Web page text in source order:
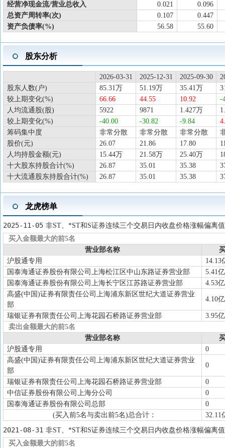
经营净现金流/营业总收入
0.021
0.096
总资产周转率(次)
0.107
0.447
资产负债率(%)
56.58 55.60
股东分析
2026-03-31 2025-12-31 2025-09-30
股东人数(户)
85.31万 51.19万 35.41万
较上期变化(%)
66.66 44.55 10.92
-
人均流通股(股)
5922 9871 1.427万
较上期变化(%)
-40.00 -30.82 -9.84
筹码集中度
非常分散 非常分散 非常分散
股价(元)
26.07 21.86 17.80
人均持股金额(元)
15.44万 21.58万 25.40万
十大股东持股合计(%)
26.87 35.01 35.38
十大流通股东持股合计(%)
26.87 35.01 35.38
龙虎榜单
2025-11-05 非ST、*ST和S证券连续三个交易日内收盘价格涨幅偏离
买入金额最大的前5名
营业部名称
沪股通专用
14.13
国泰海通证券股份有限公司上海松江区中山东路证券营业部
5.41亿
国泰海通证券股份有限公司上海长宁区江苏路证券营业部
4.53亿
高盛(中国)证券有限责任公司上海浦东新区世纪大道证券营业
部
4.10亿
瑞银证券有限责任公司上海花园石桥路证券营业部
3.95亿
卖出金额最大的前5名
营业部名称
沪股通专用
0
高盛(中国)证券有限责任公司上海浦东新区世纪大道证券营业
部
0
瑞银证券有限责任公司上海花园石桥路证券营业部
0
中信证券股份有限公司上海分公司
0
国泰海通证券股份有限公司总部
0
(买入前5名与卖出前5名)总合计： 32.11
2021-08-31 非ST、*ST和S证券连续三个交易日内收盘价格涨幅偏离
买入金额最大的前5名